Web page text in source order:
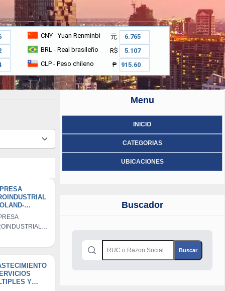
CNY- Yuan Renminbi
元
BRL - Real brasileño
R$
CLP- Peso chileno ₱
DE
DE
Y
Menu
INICIO
CATEGORIAS
UBICACIONES
Buscador